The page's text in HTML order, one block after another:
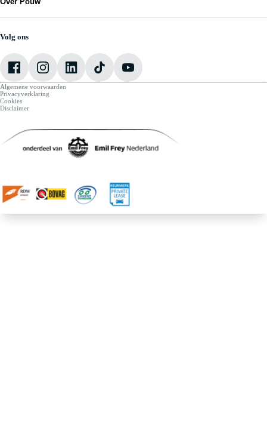
Vestigingen
Audi
VW Bedrijfswagens
Vacatures
Mijn Pouw
Volg ons
Algemene voorwaarden
Privacyverklaring
Cookies
Disclaimer